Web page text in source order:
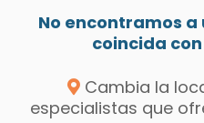
No encontramos
coincida
Cambia la
especialistas que